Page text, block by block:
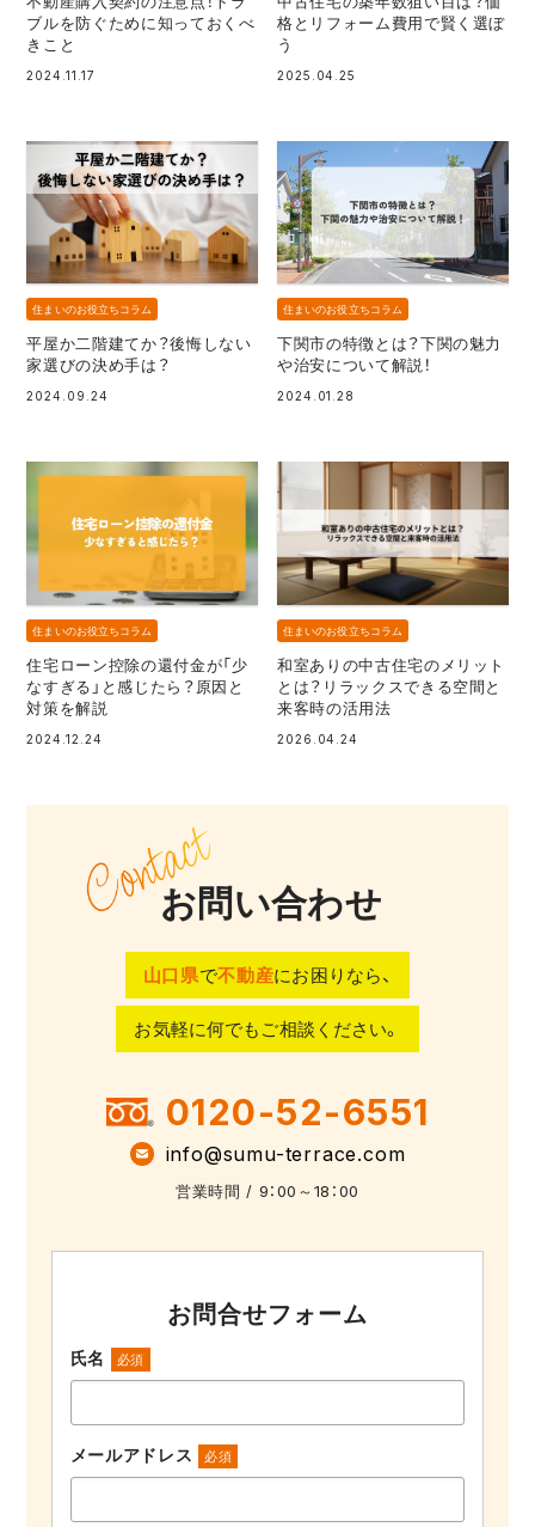
ブルを防ぐために知っておくべ
きこと
2024.11.17
格とリフォーム費用で賢く選ぼ
う
2025.04.25
住まいのお役立ちコラム
平屋か二階建てか？後悔しない
家選びの決め手は？
2024.09.24
住まいのお役立ちコラム
下関市の特徴とは？下関の魅力
や治安について解説！
2024.01.28
住まいのお役立ちコラム
住宅ローン控除の還付金が「少
なすぎる」と感じたら？原因と
対策を解説
2024.12.24
住まいのお役立ちコラム
和室ありの中古住宅のメリット
とは？リラックスできる空間と
来客時の活用法
2026.04.24
お問い合わせ
山口県で不動産にお困りなら、
お気軽に何でもご相談ください。
0120-52-6551
info@sumu-terrace.com
営業時間 / 9：00～18：00
お問合せフォーム
氏名 必須
メールアドレス 必須